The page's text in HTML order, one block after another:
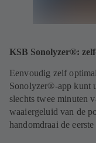
KSB Sonolyzer®:
Eenvoudig zelf
Sonolyzer®-app kunt
slechts twee minuten
waaiergeluid van de
handomdraai de